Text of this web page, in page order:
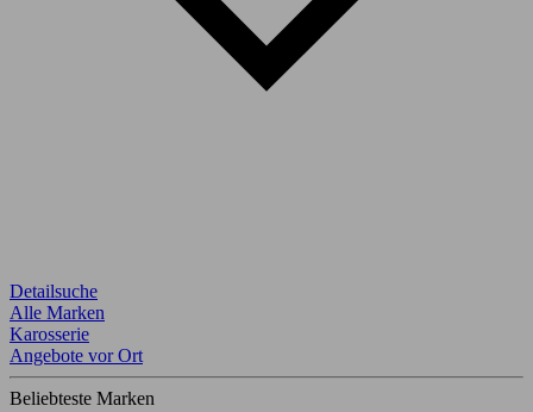
Detailsuche
Alle Marken
Karosserie
Angebote vor Ort
Beliebteste Marken